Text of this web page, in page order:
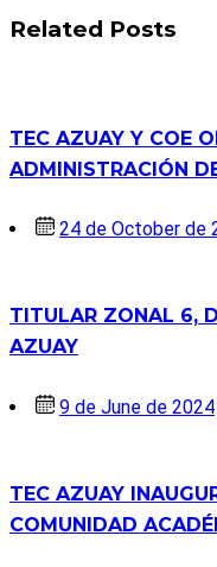
Related Posts
TEC AZUAY Y COE
ADMINISTRACIÓN
Posted
24 de October de
TITULAR ZONAL 6,
AZUAY
Posted
9 de June de 2024
TEC AZUAY
COMUNIDAD